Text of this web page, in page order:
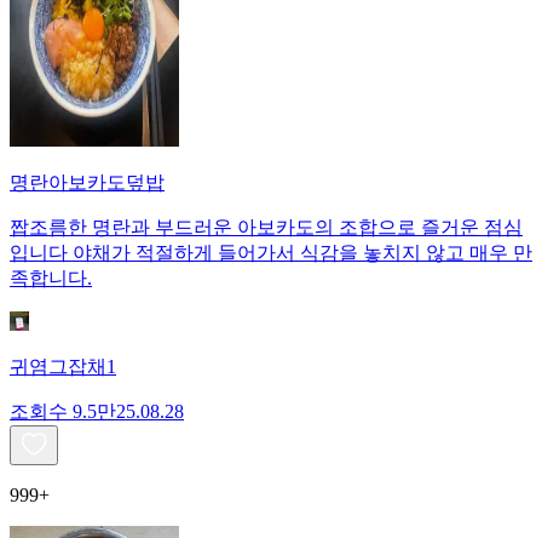
명란아보카도덮밥
짭조름한 명란과 부드러운 아보카도의 조합으로 즐거운 점심
입니다 야채가 적절하게 들어가서 식감을 놓치지 않고 매우 만
족합니다.
귀염그잡채1
조회수 9.5만25.08.28
999+